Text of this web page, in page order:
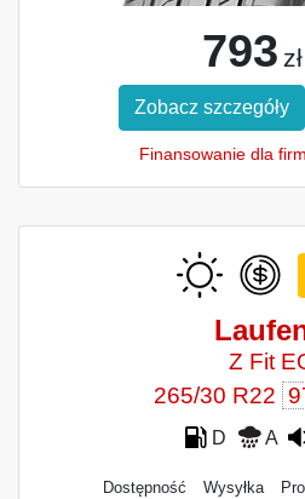
793 zł
Zobacz szczegóły
Finansowanie dla firm
Z Fit
265/30 R22
D A
Dostępność Wysyłka